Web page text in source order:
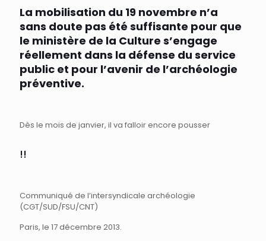
La mobilisation du 19 novembre n’a
sans doute pas été suffisante pour que
le ministère de la Culture s’engage
réellement dans la défense du service
public et pour l’avenir de l’archéologie
préventive.
Dès le mois de janvier, il va falloir encore pousser
!!
Communiqué de l’intersyndicale archéologie
(CGT/SUD/FSU/CNT)
Paris, le 17 décembre 2013.